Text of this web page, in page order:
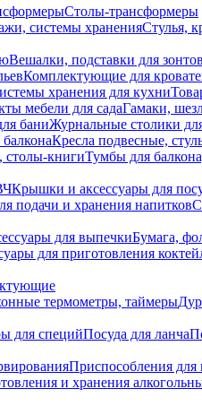
Столы-трансформеры
системы храненияСтулья,
Вешалки, подставки для зонтов
Комплектующие для
хранения для кухни
мебели для садаГамаки,
баниЖурнальные столики
Кресла подвесные,
столы-книгиТумбы для
Крышки и аксессуары для
подачи и хранения напитков
для выпечкиБумага,
для приготовления
термометры, таймеры
для специйПосуда для ланча
Приспособления для
и хранения